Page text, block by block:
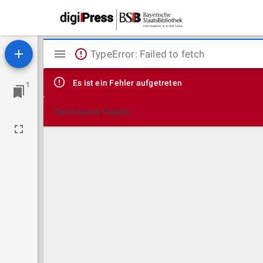
1
Mirador
Viewer
TypeError: Failed to fetch
Es ist ein Fehler aufgetreten
Technische Details